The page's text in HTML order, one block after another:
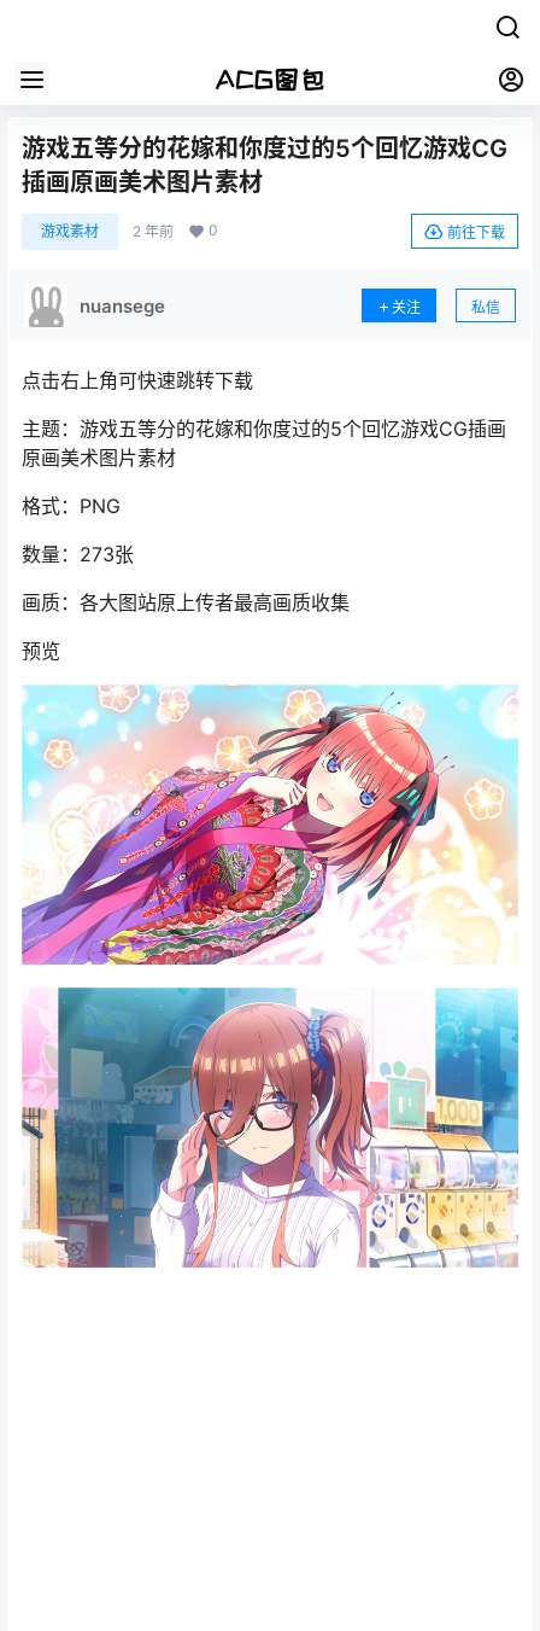
游戏五等分的花嫁和你度过的5个回忆游戏CG
插画原画美术图片素材
游戏素材 2 年前 0 前往下载
nuansege 关注 私信
点击右上角可快速跳转下载
主题：游戏五等分的花嫁和你度过的5个回忆游戏CG插画
原画美术图片素材
格式：PNG
数量：273张
画质：各大图站原上传者最高画质收集
预览